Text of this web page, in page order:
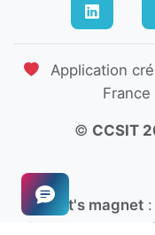
Application
© CCSIT
Market's magnet:
donne aux